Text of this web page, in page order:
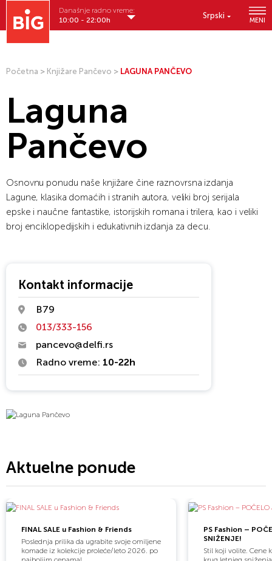
Srpski
MENI
Današnje radno vreme:
10:00 - 22:00h
Početna > Knjižare Pančevo > LAGUNA PANČEVO
Laguna
Pančevo
Osnovnu ponudu naše knjižare čine raznovrsna izdanja
Lagune, klasika domaćih i stranih autora, veliki broj serijala
epske i naučne fantastike, istorijskih romana i trilera, kao i veliki
broj enciklopedijskih i edukativnih izdanja za decu.
Kontakt informacije
B79
013/333-156
pancevo@delfi.rs
Radno vreme: 10-22h
Aktuelne ponude
FINAL SALE u Fashion & Friends
Poslednja prilika da ugrabite svoje omiljene
komade iz kolekcije proleće/leto 2026. po
PS Fashion –
SNIŽENJE!
Stil koji volite. Cene